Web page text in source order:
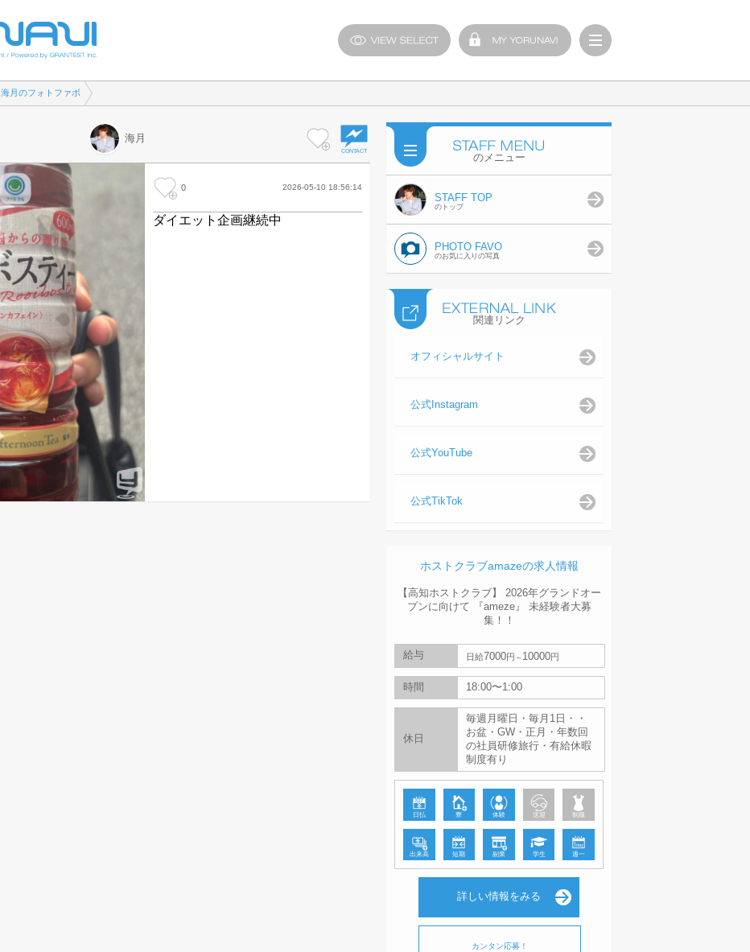
海月のフォトファボ
海月
0 2026-05-10 18:56:14
ダイエット企画継続中
のメニュー
STAFF TOP
のトップ
PHOTO FAVO
のお気に入りの写真
関連リンク
オフィシャルサイト
公式Instagram
公式YouTube
公式TikTok
ホストクラブamazeの求人情報
【高知ホストクラブ】 2026年グランドオー
プンに向けて 『ameze』 未経験者大募
集！！
給与 日給7000円 10000円
時間 18:00〜1:00
休日
毎週月曜日・毎月1日・・
お盆・GW・正月・年数回
の社員研修旅行・有給休暇
制度有り
日払 寮 体験 送迎 制服
出来高 短期 副業 学生 週一
詳しい情報をみる
カンタン応募！